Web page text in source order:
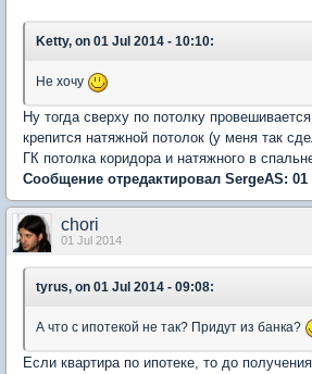
Ketty, on 01 Jul 2014 - 10:10:
Не хочу
Ну тогда сверху по потолку
крепится натяжной потолок (у меня так
ГК потолка коридора и натяжного в
Сообщение отредактировал SergeAS: 01
chori
01 Jul 2014
tyrus, on 01 Jul 2014 - 09:08:
А что с ипотекой не так? Придут из банка?
Если квартира по ипотеке, то до